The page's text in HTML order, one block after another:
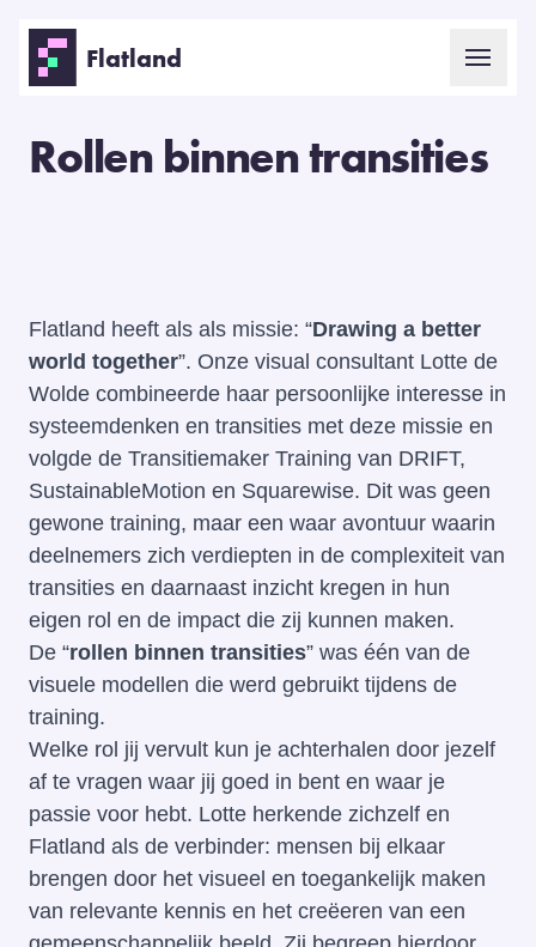
Flatland Open
Rollen binnen transities
Flatland heeft als als missie: “Drawing a better
world together”. Onze visual consultant Lotte de
Wolde combineerde haar persoonlijke interesse in
systeemdenken en transities met deze missie en
volgde de Transitiemaker Training van DRIFT,
SustainableMotion en Squarewise. Dit was geen
gewone training, maar een waar avontuur waarin
deelnemers zich verdiepten in de complexiteit van
transities en daarnaast inzicht kregen in hun
eigen rol en de impact die zij kunnen maken.
De “rollen binnen transities” was één van de
visuele modellen die werd gebruikt tijdens de
training.
Welke rol jij vervult kun je achterhalen door jezelf
af te vragen waar jij goed in bent en waar je
passie voor hebt. Lotte herkende zichzelf en
Flatland als de verbinder: mensen bij elkaar
brengen door het visueel en toegankelijk maken
van relevante kennis en het creëeren van een